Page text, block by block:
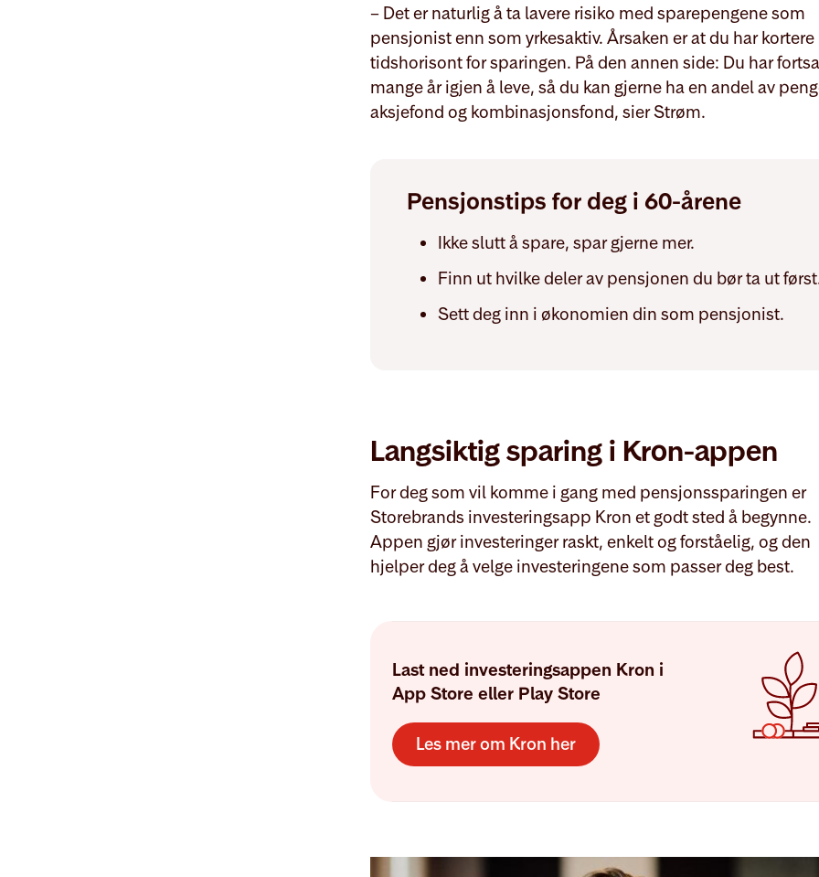
– Det er naturlig å ta lavere risiko med sparepengene som
pensjonist enn som yrkesaktiv. Årsaken er at du har kortere
tidshorisont for sparingen. På den annen side: Du har
mange år igjen å leve, så du kan gjerne ha en andel av
aksjefond og kombinasjonsfond, sier Strøm.
Pensjonstips for deg i 60-årene
Ikke slutt å spare, spar gjerne mer.
Finn ut hvilke deler av pensjonen du bør ta ut
Sett deg inn i økonomien din som pensjonist.
Langsiktig sparing i Kron-appen
For deg som vil komme i gang med pensjonssparingen er
Storebrands investeringsapp Kron et godt sted å begynne.
Appen gjør investeringer raskt, enkelt og forståelig, og den
hjelper deg å velge investeringene som passer deg best.
Last ned investeringsappen Kron i
App Store eller Play Store
Les mer om Kron her